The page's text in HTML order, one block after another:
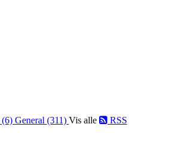
(6) General (311) Vis alle RSS